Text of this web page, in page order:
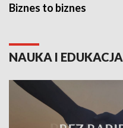
Biznes to biznes
NAUKA I EDUKACJA